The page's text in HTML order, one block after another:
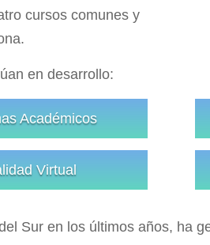
cursos comunes y
en desarrollo:
Académicos
Virtual
Sur en los últimos años, ha